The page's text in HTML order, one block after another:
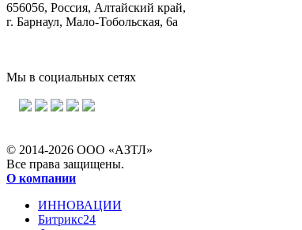
656056, Россия, Алтайский край,
г. Барнаул, Мало-Тобольская, 6а
Мы в социальных сетях
© 2014-2026 ООО «АЗТЛ»
Все права защищены.
О компании
ИННОВАЦИИ
Битрикс24